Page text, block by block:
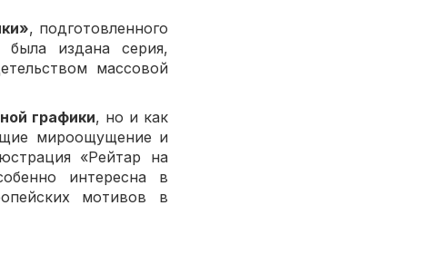
, подготовленного
издана серия,
массовой
графики, но и как
мироощущение и
«Рейтар на
интересна в
мотивов в